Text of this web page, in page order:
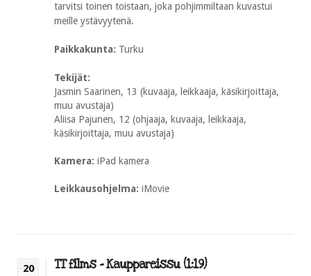
tarvitsi toinen toistaan, joka pohjimmiltaan kuvastui
meille ystävyytenä.
Paikkakunta: Turku
Tekijät:
Jasmin Saarinen, 13 (kuvaaja, leikkaaja, käsikirjoittaja,
muu avustaja)
Aliisa Pajunen, 12 (ohjaaja, kuvaaja, leikkaaja,
käsikirjoittaja, muu avustaja)
Kamera: iPad kamera
Leikkausohjelma: iMovie
20 TT films – Kauppareissu (1:19)